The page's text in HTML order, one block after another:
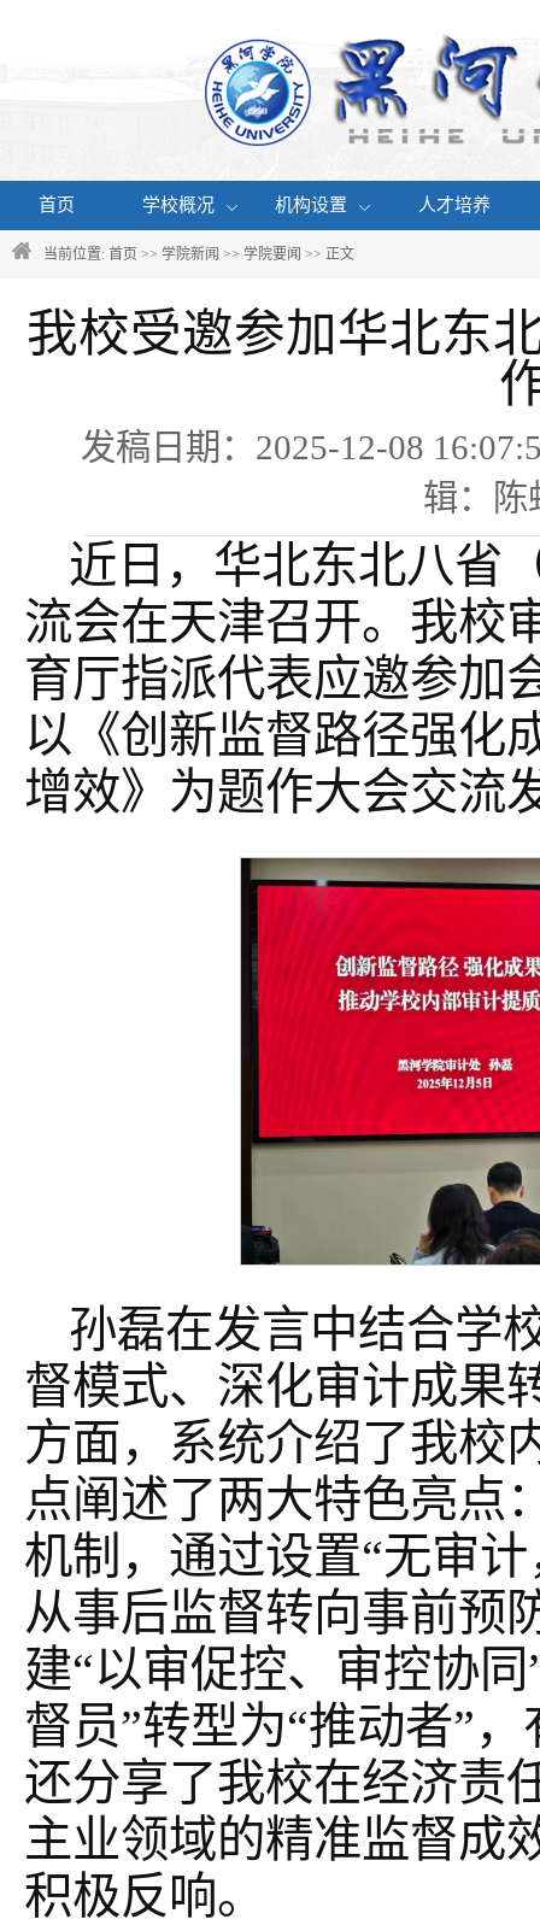
首页 学校概况 机构设置 人才培养
当前位置: 首页 >> 学院新闻 >> 学院要闻 >> 正文
我校受邀参加华北东
发稿日期：2025-12-08
辑：
近日，华北东北八省
流会在天津召开。我校
育厅指派代表应邀参加
以《创新监督路径强化
增效》为题作大会交流
孙磊在发言中结合学
督模式、深化审计成果
方面，系统介绍了我校
点阐述了两大特色亮点
机制，通过设置“无审
从事后监督转向事前预
建“以审促控、审控协
督员”转型为“推动者”
还分享了我校在经济责
主业领域的精准监督成
积极反响。